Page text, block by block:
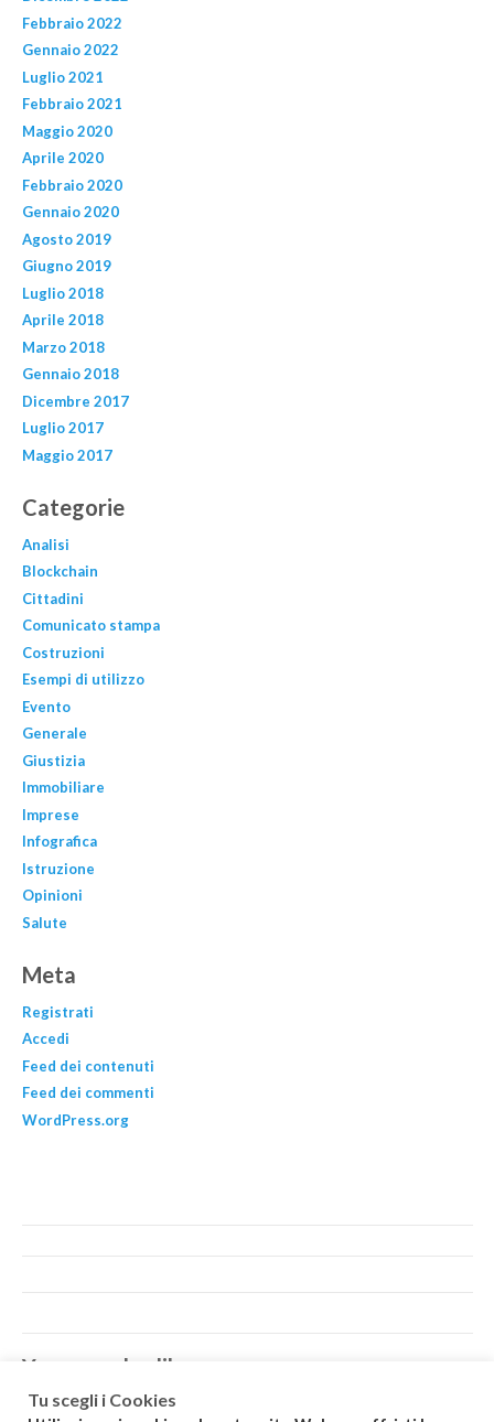
Febbraio 2022
Gennaio 2022
Luglio 2021
Febbraio 2021
Maggio 2020
Aprile 2020
Febbraio 2020
Gennaio 2020
Agosto 2019
Giugno 2019
Luglio 2018
Aprile 2018
Marzo 2018
Gennaio 2018
Dicembre 2017
Luglio 2017
Maggio 2017
Categorie
Analisi
Blockchain
Cittadini
Comunicato stampa
Costruzioni
Esempi di utilizzo
Evento
Generale
Giustizia
Immobiliare
Imprese
Infografica
Istruzione
Opinioni
Salute
Meta
Registrati
Accedi
Feed dei contenuti
Feed dei commenti
WordPress.org
You may also like…
Tu scegli i Cookies